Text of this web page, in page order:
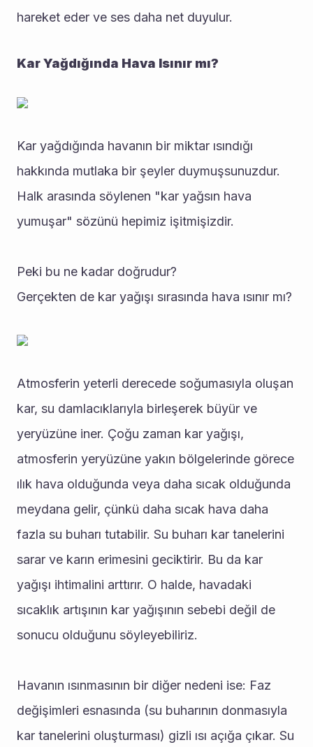
hareket eder ve ses daha net duyulur.
Kar Yağdığında Hava Isınır mı?
Kar yağdığında havanın bir miktar ısındığı
hakkında mutlaka bir şeyler duymuşsunuzdur.
Halk arasında söylenen "kar yağsın hava
yumuşar" sözünü hepimiz işitmişizdir.
Peki bu ne kadar doğrudur?
Gerçekten de kar yağışı sırasında hava ısınır mı?
Atmosferin yeterli derecede soğumasıyla oluşan
kar, su damlacıklarıyla birleşerek büyür ve
yeryüzüne iner. Çoğu zaman kar yağışı,
atmosferin yeryüzüne yakın bölgelerinde görece
ılık hava olduğunda veya daha sıcak olduğunda
meydana gelir, çünkü daha sıcak hava daha
fazla su buharı tutabilir. Su buharı kar tanelerini
sarar ve karın erimesini geciktirir. Bu da kar
yağışı ihtimalini arttırır. O halde, havadaki
sıcaklık artışının kar yağışının sebebi değil de
sonucu olduğunu söyleyebiliriz.
Havanın ısınmasının bir diğer nedeni ise: Faz
değişimleri esnasında (su buharının donmasıyla
kar tanelerini oluşturması) gizli ısı açığa çıkar. Su